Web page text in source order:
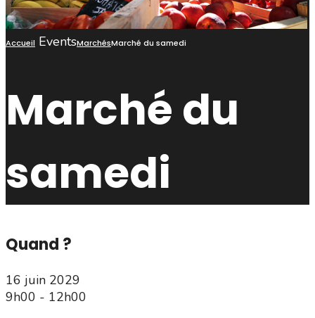
Accueil EventsMarchésMarché du samedi
Marché du
samedi
Quand ?
16 juin 2029
9h00 - 12h00